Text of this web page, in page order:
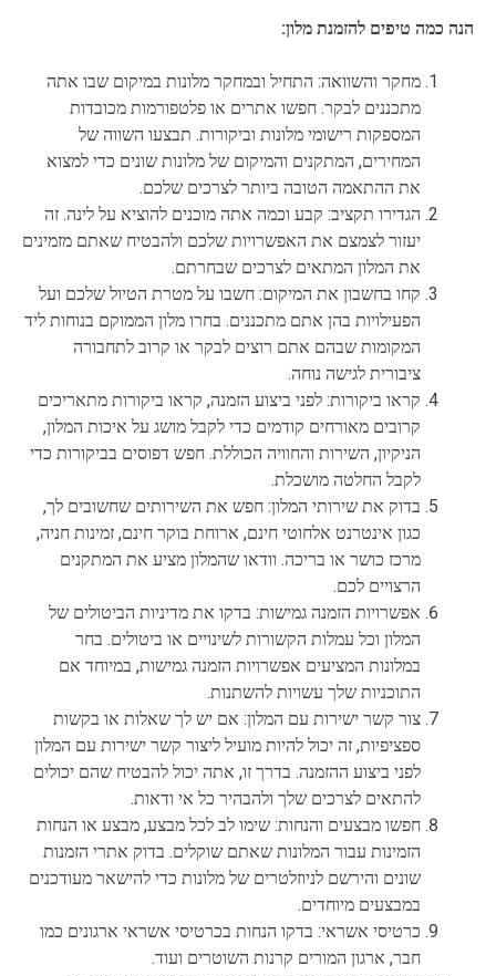
הנה כמה טיפים להזמנת מלון:
מחקר והשוואה: התחיל ובמחקר מלונות במיקום שבו אתה
מתכננים לבקר. חפשו אתרים או פלטפורמות מכובדות
המספקות רישומי מלונות וביקורות. תבצעו השווה של
המחירים, המתקנים והמיקום של מלונות שונים כדי למצוא
את ההתאמה הטובה ביותר לצרכים שלכם.
הגדירו תקציב: קבע וכמה אתה מוכנים להוציא על לינה. זה
יעזור לצמצם את האפשרויות שלכם ולהבטיח שאתם מזמינים
את המלון המתאים לצרכים שבחרתם.
קחו בחשבון את המיקום: חשבו על מטרת הטיול שלכם ועל
הפעילויות בהן אתם מתכננים. בחרו מלון הממוקם בנוחות ליד
המקומות שבהם אתם רוצים לבקר או קרוב לתחבורה
ציבורית לגישה נוחה.
קראו ביקורות: לפני ביצוע הזמנה, קראו ביקורות מתאריכים
קרובים מאורחים קודמים כדי לקבל מושג על איכות המלון,
הניקיון, השירות והחוויה הכוללת. חפש דפוסים בביקורות כדי
לקבל החלטה מושכלת.
בדוק את שירותי המלון: חפש את השירותים שחשובים לך,
כגון אינטרנט אלחוטי חינם, ארוחת בוקר חינם, זמינות חניה,
מרכז כושר או בריכה. וודאו שהמלון מציע את המתקנים
הרצויים לכם.
אפשרויות הזמנה גמישות: בדקו את מדיניות הביטולים של
המלון וכל עמלות הקשורות לשינויים או ביטולים. בחר
במלונות המציעים אפשרויות הזמנה גמישות, במיוחד אם
התוכניות שלך עשויות להשתנות.
צור קשר ישירות עם המלון: אם יש לך שאלות או בקשות
ספציפיות, זה יכול להיות מועיל ליצור קשר ישירות עם המלון
לפני ביצוע ההזמנה. בדרך זו, אתה יכול להבטיח שהם יכולים
להתאים לצרכים שלך ולהבהיר כל אי ודאות.
חפשו מבצעים והנחות: שימו לב לכל מבצע, מבצע או הנחות
הזמינות עבור המלונות שאתם שוקלים. בדוק אתרי הזמנות
שונים והירשם לניוזלטרים של מלונות כדי להישאר מעודכנים
במבצעים מיוחדים.
כרטיסי אשראי: בדקו הנחות בכרטיסי אשראי ארגונים כמו
חבר, ארגון המורים קרנות השוטרים ועוד.